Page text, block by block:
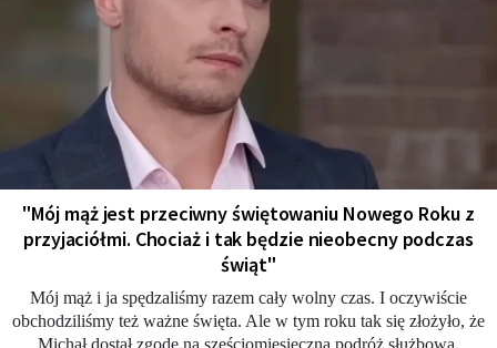
"Mój mąż jest przeciwny świętowaniu Nowego Roku z
przyjaciółmi. Chociaż i tak będzie nieobecny podczas
świąt"
Mój mąż i ja spędzaliśmy razem cały wolny czas. I oczywiście
obchodziliśmy też ważne święta. Ale w tym roku tak się złożyło, że